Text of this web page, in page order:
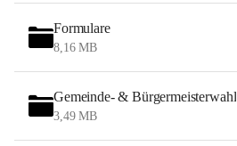
Formulare
8,16 MB
Gemeinde- & Bürgermeisterwahl
3,49 MB